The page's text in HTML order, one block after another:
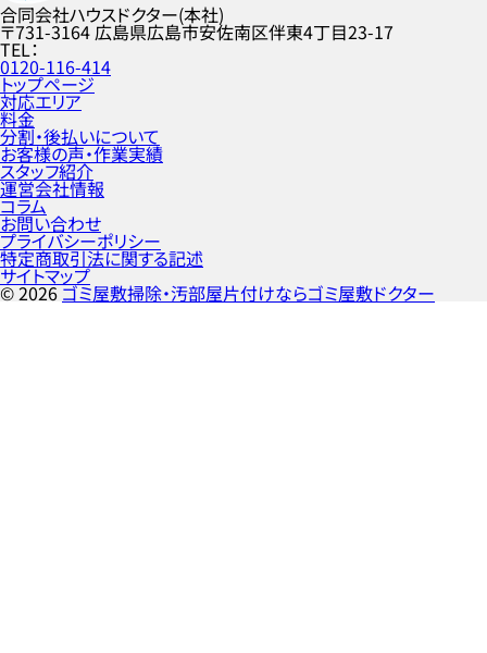
合同会社ハウスドクター(本社)
〒731-3164 広島県広島市安佐南区伴東4丁目23-17
TEL
0120-116-414
トップページ
対応エリア
料金
分割・後払いについて
お客様の声・作業実績
スタッフ紹介
運営会社情報
コラム
お問い合わせ
プライバシーポリシー
特定商取引法に関する記述
サイトマップ
©2026ゴミ屋敷掃除・汚部屋片付けならゴミ屋敷ドクター